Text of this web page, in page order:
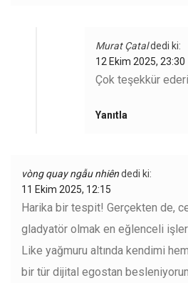
Murat Çataldedi ki:
12 Ekim 2025, 23:30
Çok teşekkür
Yanıtla
vòng quay ngẫu nhiêndedi ki:
11 Ekim 2025, 12:15
Harika bir tespit! Gerçekten de,
gladyatör olmak en eğlenceli
Like yağmuru altında kendimi
bir tür dijital egostan